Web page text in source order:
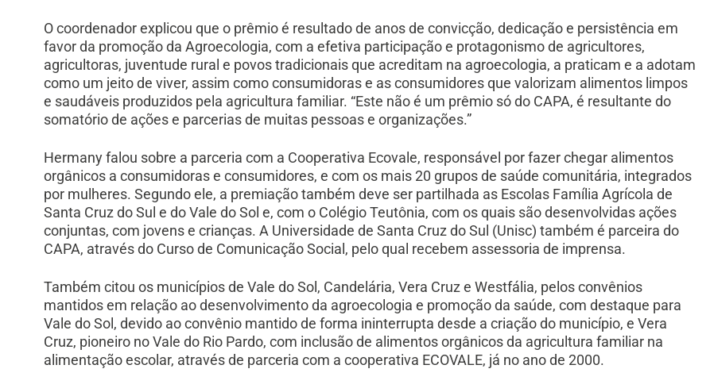
O coordenador explicou que o prêmio é resultado de anos de convicção, dedicação e persistência em
favor da promoção da Agroecologia, com a efetiva participação e protagonismo de agricultores,
agricultoras, juventude rural e povos tradicionais que acreditam na agroecologia, a praticam e a adotam
como um jeito de viver, assim como consumidoras e as consumidores que valorizam alimentos limpos
e saudáveis produzidos pela agricultura familiar. “Este não é um prêmio só do CAPA, é resultante do
somatório de ações e parcerias de muitas pessoas e organizações.”
Hermany falou sobre a parceria com a Cooperativa Ecovale, responsável por fazer chegar alimentos
orgânicos a consumidoras e consumidores, e com os mais 20 grupos de saúde comunitária, integrados
por mulheres. Segundo ele, a premiação também deve ser partilhada as Escolas Família Agrícola de
Santa Cruz do Sul e do Vale do Sol e, com o Colégio Teutônia, com os quais são desenvolvidas ações
conjuntas, com jovens e crianças. A Universidade de Santa Cruz do Sul (Unisc) também é parceira do
CAPA, através do Curso de Comunicação Social, pelo qual recebem assessoria de imprensa.
Também citou os municípios de Vale do Sol, Candelária, Vera Cruz e Westfália, pelos convênios
mantidos em relação ao desenvolvimento da agroecologia e promoção da saúde, com destaque para
Vale do Sol, devido ao convênio mantido de forma ininterrupta desde a criação do município, e Vera
Cruz, pioneiro no Vale do Rio Pardo, com inclusão de alimentos orgânicos da agricultura familiar na
alimentação escolar, através de parceria com a cooperativa ECOVALE, já no ano de 2000.